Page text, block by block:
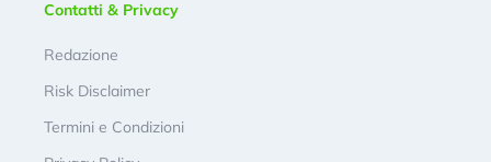
Contatti & Privacy
Redazione
Risk Disclaimer
Termini e Condizioni